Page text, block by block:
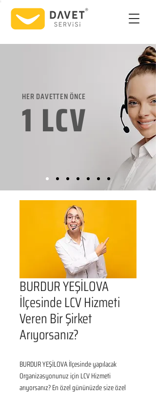
HER DAVETTEN ÖNCE
1 LCV
BURDUR YEŞİLOVA
İlçesinde LCV Hizmeti
Veren Bir Şirket
Arıyorsanız?
BURDUR YEŞİLOVA İlçesinde yapılacak
Organizasyonunuz için LCV Hizmeti
arıyorsanız? En özel gününüzde size özel